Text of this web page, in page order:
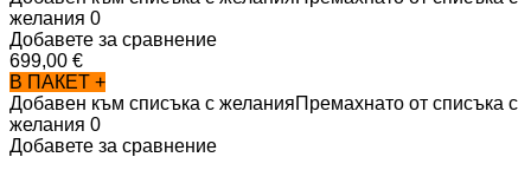
желания 0
Добавете за сравнение
699,00 €
В ПАКЕТ +
Добавен към списъка с желанияПремахнато от списъка с
желания 0
Добавете за сравнение